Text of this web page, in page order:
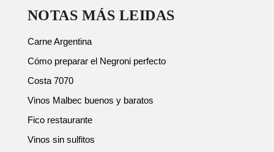
NOTAS MÁS LEIDAS
Carne Argentina
Cómo preparar el Negroni perfecto
Costa 7070
Vinos Malbec buenos y baratos
Fico restaurante
Vinos sin sulfitos